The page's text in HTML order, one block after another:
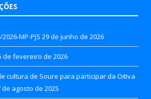
MP-PJS 29 de junho de 2026
de fevereiro de 2026
cultura de Soure para participar da Oitiva
de agosto de 2025